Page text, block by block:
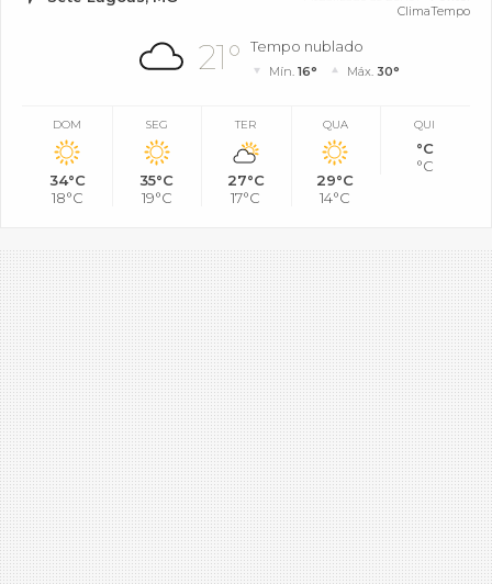
ClimaTempo
21° Tempo nublado
Mín.16° Máx. 30°
DOM
34°C
18°C
SEG
35°C
19°C
TER
27°C
17°C
QUA
29°C
14°C
QUI
°C
°C